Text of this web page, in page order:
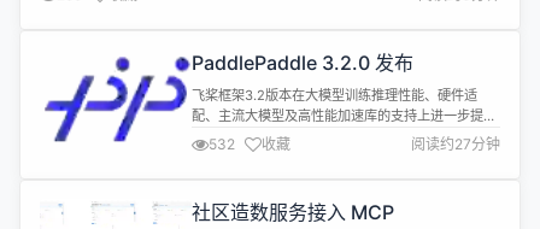
产、商业机密面临着前所未有的暴露风险，保障AI安全是一项长期而艰巨的任
务，需要各方协同努力。 会上，360还发布了国内首个多智能体协同的大...
PaddlePaddle 3.2.0 发布
飞桨框架3.2版本在大模型训练推理性能、硬件适
配、主流大模型及高性能加速库的支持上进一步提
升。 大模型训练方面，飞桨框架在计算、并行策略、
容错能力三方面进行了升级： 从基础计算性能层面，
提出了存算重叠的稀疏掩码注意力计算FlashMask
高效的FP8混合精度效果无损训练技术。 在分布式并
532 收藏 阅读约27分钟
社区造数服务接入 MCP